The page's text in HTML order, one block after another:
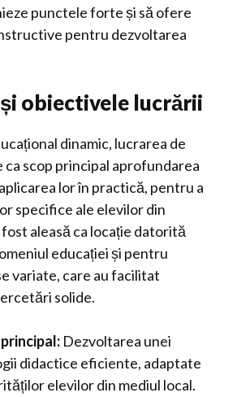
punctele forte și să ofere
pentru dezvoltarea
obiectivele lucrării
dinamic, lucrarea de
ca scop principal aprofundarea
lor în practică, pentru a
specifice ale elevilor din
aleasă ca locație datorită
educației și pentru
variate, care au facilitat
solide.
Dezvoltarea unei
didactice eficiente, adaptate
elevilor din mediul local.